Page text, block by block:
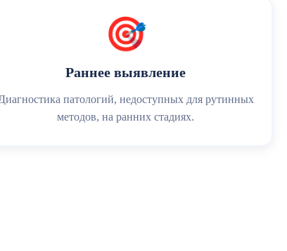
🎯
Раннее выявление
патологий, недоступных для рутинных
методов, на ранних стадиях.